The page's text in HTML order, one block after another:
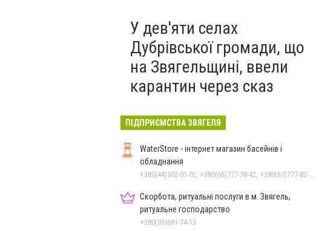
У дев'яти селах
Дубрівської громади, що
на Звягельщині, ввели
карантин через сказ
ПІДПРИЄМСТВА ЗВЯГЕЛЯ
WaterStore - інтернет магазин басейнів і
обладнання
+380(44)502-01-02, +380(66)777-78-42, +380(67)777-82-19, +380(67)890-80-80, +380(73)890-80-80, +380(44)502-01-03
Скорбота, ритуальні послуги в м. Звягель,
ритуальне господарство
+380(93)681-74-13